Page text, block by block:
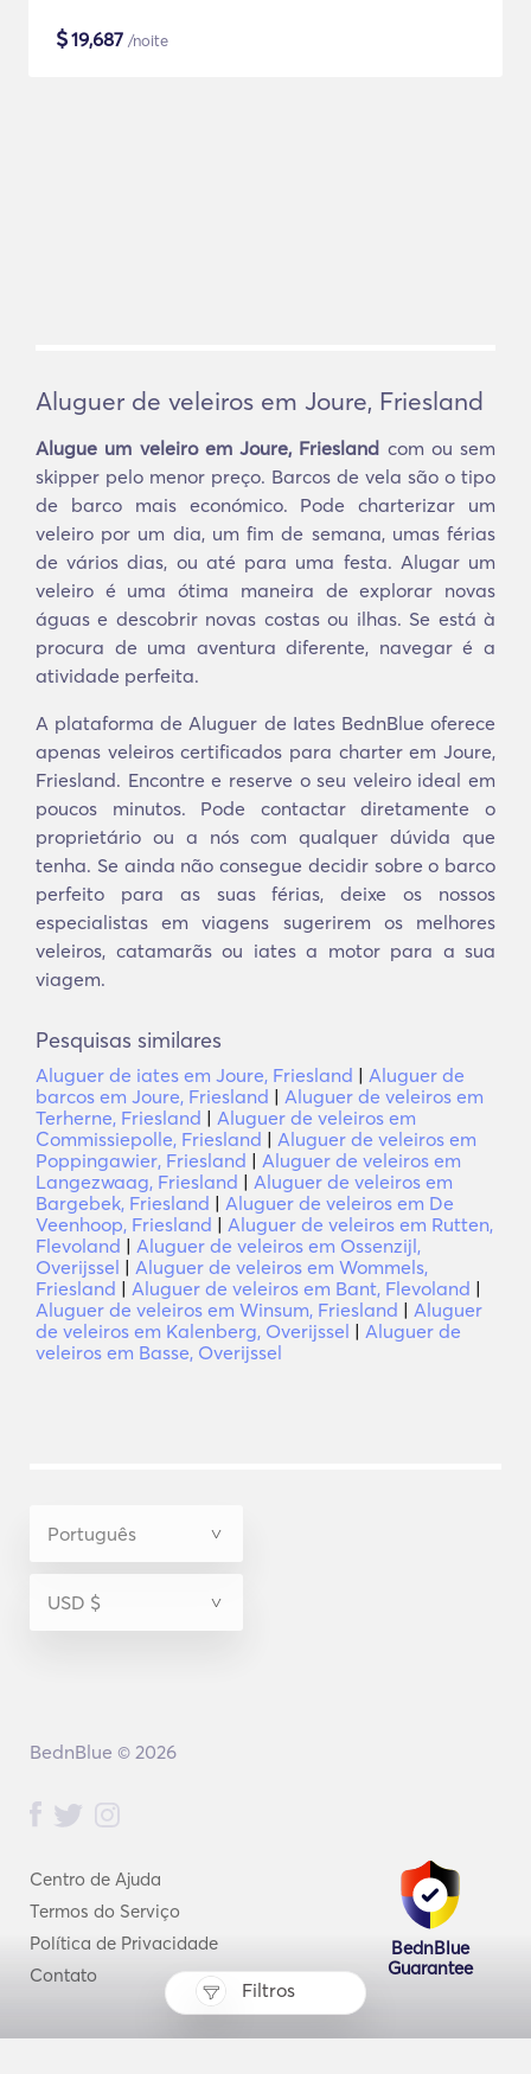
Filtros
$19,687 /noite
Aluguer de veleiros em Joure, Friesland
Alugue um veleiro em Joure, Friesland com ou sem
skipper pelo menor preço. Barcos de vela são o tipo
de barco mais económico. Pode charterizar um
veleiro por um dia, um fim de semana, umas férias
de vários dias, ou até para uma festa. Alugar um
veleiro é uma ótima maneira de explorar novas
águas e descobrir novas costas ou ilhas. Se está à
procura de uma aventura diferente, navegar é a
atividade perfeita.
A plataforma de Aluguer de Iates BednBlue oferece
apenas veleiros certificados para charter em Joure,
Friesland. Encontre e reserve o seu veleiro ideal em
poucos minutos. Pode contactar diretamente o
proprietário ou a nós com qualquer dúvida que
tenha. Se ainda não consegue decidir sobre o barco
perfeito para as suas férias, deixe os nossos
especialistas em viagens sugerirem os melhores
veleiros, catamarãs ou iates a motor para a sua
viagem.
Pesquisas similares
Aluguer de iates em Joure, Friesland | Aluguer de
barcos em Joure, Friesland | Aluguer de veleiros em
Terherne, Friesland | Aluguer de veleiros em
Commissiepolle, Friesland | Aluguer de veleiros em
Poppingawier, Friesland | Aluguer de veleiros em
Langezwaag, Friesland | Aluguer de veleiros em
Bargebek, Friesland | Aluguer de veleiros em De
Veenhoop, Friesland | Aluguer de veleiros em Rutten,
Flevoland | Aluguer de veleiros em Ossenzijl,
Overijssel | Aluguer de veleiros em Wommels,
Friesland | Aluguer de veleiros em Bant, Flevoland |
Aluguer de veleiros em Winsum, Friesland | Aluguer
de veleiros em Kalenberg, Overijssel | Aluguer de
veleiros em Basse, Overijssel
Centro de Ajuda
Termos do Serviço
Política de Privacidade
Contato
BednBlue
Guarantee
BednBlue © 2026